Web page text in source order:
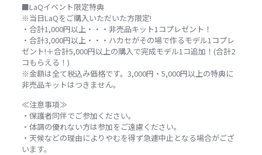
■LaQイベント限定特典
※当日LaQをご購入いただいた方限定!
・合計1,000円以上・・・非売品キット1コプレゼント！
・合計3,000円以上・・・ハカセがその場で作るモデル1コプレ
ゼント!＋合計5,000円以上の購入で完成モデル1コ追加！(合計2
コもらえる！)
※金額は全て税込み価格です。3,000円・5,000円以上の特典に
非売品キットはつきません。
≪注意事項≫
・保護者同伴でご参加ください。
・体調の優れない方は参加をご遠慮ください。
・天候などの理由によりやむを得ず急遽中止となる場合がござ
います。